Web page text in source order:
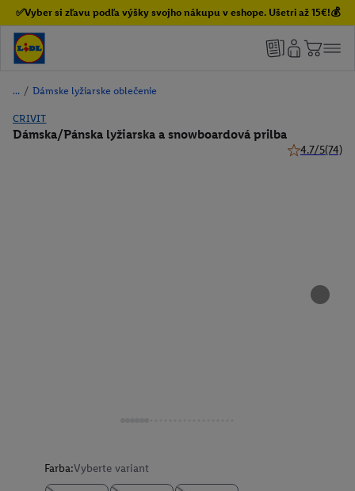
✅Vyber si zľavu podľa výšky svojho nákupu v eshope. Ušetri až 15€!💰
/ Dámske lyžiarske oblečenie
CRIVIT
Dámska/Pánska lyžiarska a snowboardová prilba
4.7/5(74)
Farba:Vyberte variant